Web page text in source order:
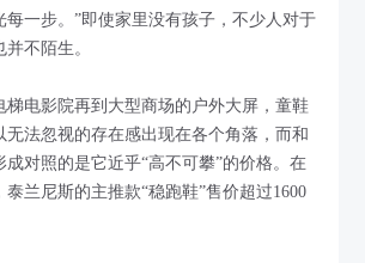
每一步。”即使家里没有孩子，不少人对于
不陌生。
梯电影院再到大型商场的户外大屏，童鞋
无法忽视的存在感出现在各个角落，而和
成对照的是它近乎“高不可攀”的价格。在
兰尼斯的主推款“稳跑鞋”售价超过1600